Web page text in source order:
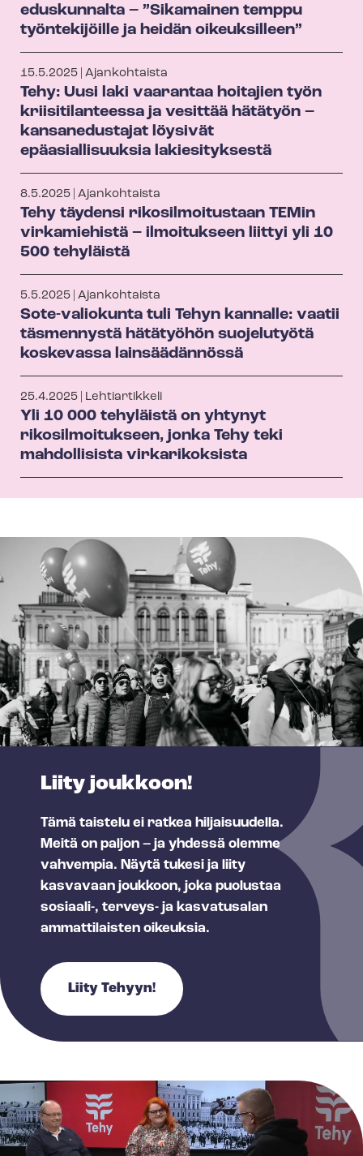
eduskunnalta – ”Sikamainen temppu
työntekijöille ja heidän oikeuksilleen”
15.5.2025 | Ajankohtaista
Tehy: Uusi laki vaarantaa hoitajien työn
kriisitilanteessa ja vesittää hätätyön –
kansanedustajat löysivät
epäasiallisuuksia lakiesityksestä
8.5.2025 | Ajankohtaista
Tehy täydensi rikosilmoitustaan TEMin
virkamiehistä – ilmoitukseen liittyi yli 10
500 tehyläistä
5.5.2025 | Ajankohtaista
Sote-valiokunta tuli Tehyn kannalle: vaatii
täsmennystä hätätyöhön suojelutyötä
koskevassa lainsäädännössä
25.4.2025 | Lehtiartikkeli
Yli 10 000 tehyläistä on yhtynyt
rikosilmoitukseen, jonka Tehy teki
mahdollisista virkarikoksista
Liity joukkoon!
Tämä taistelu ei ratkea hiljaisuudella.
Meitä on paljon – ja yhdessä olemme
vahvempia. Näytä tukesi ja liity
kasvavaan joukkoon, joka puolustaa
sosiaali-, terveys- ja kasvatusalan
ammattilaisten oikeuksia.
Liity Tehyyn!